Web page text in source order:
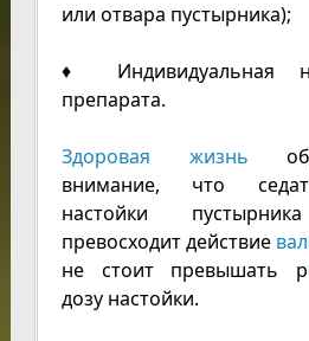
или отвара пустырника);
♦ Индивидуальная
препарата.
Здоровая жизнь
внимание, что
настойки
превосходит действие
не стоит превышать
дозу настойки.